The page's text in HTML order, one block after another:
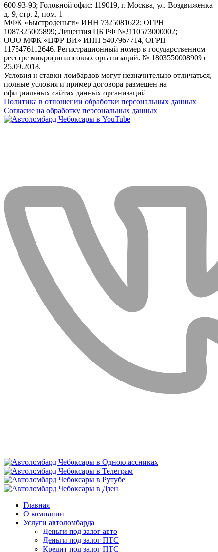
600-93-93; Головной офис: 119019, г. Москва, ул. Воздвиженка
д. 9, стр. 2, пом. 1
МФК «Быстроденьги» ИНН 7325081622; ОГРН
1087325005899; Лицензия ЦБ РФ №2110573000002;
ООО МФК «ЦФР ВИ» ИНН 5407967714, ОГРН
1175476112646. Регистрационный номер в государственном
реестре микрофинансовых организаций: № 1803550008909 с
25.09.2018.
Условия и ставки ломбардов могут незначительно отличаться,
полные условия и пример договора размещен на
официальных сайтах данных организаций.
Политика в отношении обработки персональных данных
Согласие на обработку персональных данных
Главная
О компании
Услуги автоломбарда
Деньги под залог авто
Деньги под залог ПТС
Кредит под залог ПТС